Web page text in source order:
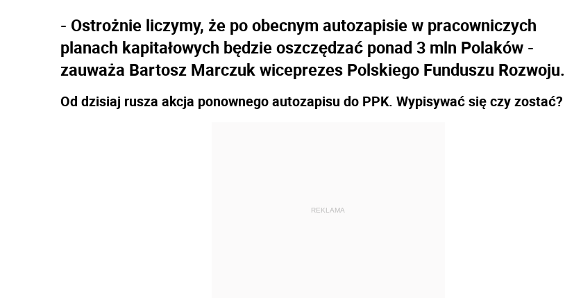
- Ostrożnie liczymy, że po obecnym autozapisie w pracowniczych
planach kapitałowych będzie oszczędzać ponad 3 mln Polaków -
zauważa Bartosz Marczuk wiceprezes Polskiego Funduszu Rozwoju.
Od dzisiaj rusza akcja ponownego autozapisu do PPK. Wypisywać się czy zostać?
REKLAMA